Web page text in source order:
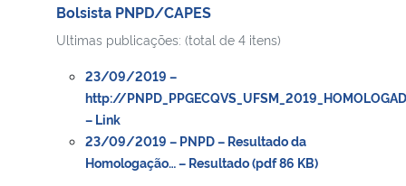
Bolsista PNPD/CAPES
Ultimas publicações: (total de 4 itens)
23/09/2019 –
http://
– Link
23/09/2019 – PNPD – Resultado da
Homologação… – Resultado (pdf 86 KB)